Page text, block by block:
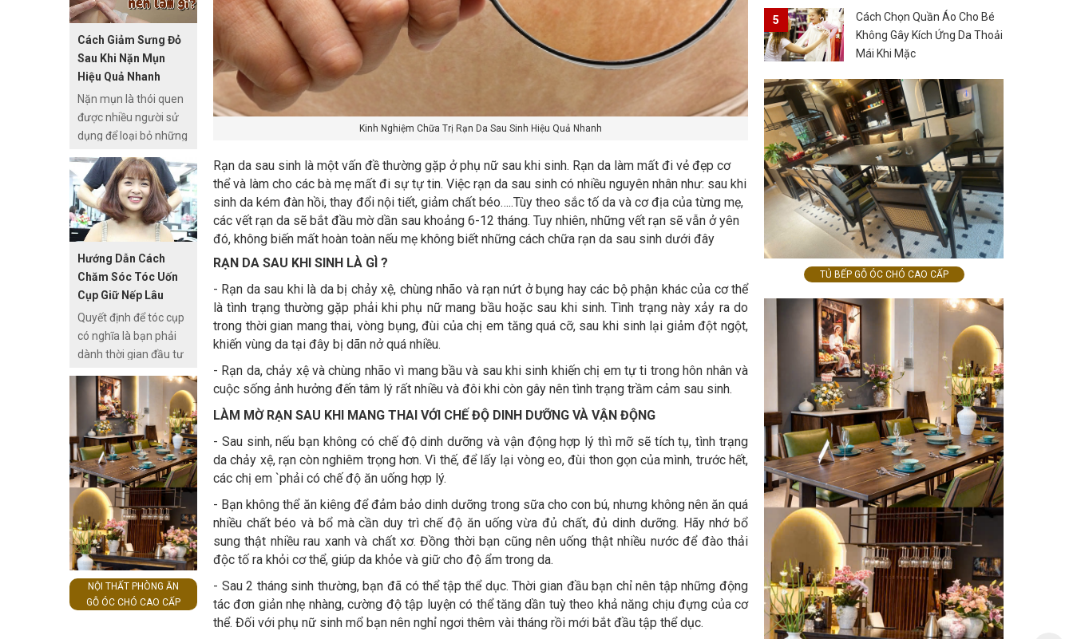
Kinh Nghiệm Chữa Trị Rạn Da Sau Sinh Hiệu Quả Nhanh
Rạn da sau sinh là một vấn đề thường gặp ở phụ nữ sau khi sinh. Rạn da làm mất đi vẻ đẹp cơ
thể và làm cho các bà mẹ mất đi sự tự tin. Việc rạn da sau sinh có nhiều nguyên nhân như: sau khi
sinh da kém đàn hồi, thay đổi nội tiết, giảm chất béo…..Tùy theo sắc tố da và cơ địa của từng mẹ,
các vết rạn da sẽ bắt đầu mờ dần sau khoảng 6-12 tháng. Tuy nhiên, những vết rạn sẽ vẫn ở yên
đó, không biến mất hoàn toàn nếu mẹ không biết những cách chữa rạn da sau sinh dưới đây
RẠN DA SAU KHI SINH LÀ GÌ ?
- Rạn da sau khi là da bị chảy xệ, chùng nhão và rạn nứt ở bụng hay các bộ phận khác của cơ thể
là tình trạng thường gặp phải khi phụ nữ mang bầu hoặc sau khi sinh. Tình trạng này xảy ra do
trong thời gian mang thai, vòng bụng, đùi của chị em tăng quá cỡ, sau khi sinh lại giảm đột ngột,
khiến vùng da tại đây bị dãn nở quá nhiều.
- Rạn da, chảy xệ và chùng nhão vì mang bầu và sau khi sinh khiến chị em tự ti trong hôn nhân và
cuộc sống ảnh hưởng đến tâm lý rất nhiều và đôi khi còn gây nên tình trạng trầm cảm sau sinh.
LÀM MỜ RẠN SAU KHI MANG THAI VỚI CHẾ ĐỘ DINH DƯỠNG VÀ VẬN ĐỘNG
- Sau sinh, nếu bạn không có chế độ dinh dưỡng và vận động hợp lý thì mỡ sẽ tích tụ, tình trạng
da chảy xệ, rạn còn nghiêm trọng hơn. Vì thế, để lấy lại vòng eo, đùi thon gọn của mình, trước hết,
các chị em `phải có chế độ ăn uống hợp lý.
- Bạn không thể ăn kiêng để đảm bảo dinh dưỡng trong sữa cho con bú, nhưng không nên ăn quá
nhiều chất béo và bổ mà cần duy trì chế độ ăn uống vừa đủ chất, đủ dinh dưỡng. Hãy nhớ bổ
sung thật nhiều rau xanh và chất xơ. Đồng thời bạn cũng nên uống thật nhiều nước để đào thải
độc tố ra khỏi cơ thể, giúp da khỏe và giữ cho độ ẩm trong da.
- Sau 2 tháng sinh thường, bạn đã có thể tập thể dục. Thời gian đầu bạn chỉ nên tập những động
tác đơn giản nhẹ nhàng, cường độ tập luyện có thể tăng dần tuỳ theo khả năng chịu đựng của cơ
thể. Đối với phụ nữ sinh mổ bạn nên nghỉ ngơi thêm vài tháng rồi mới bắt đầu tập thể dục.
Những chiếc lông trên
da vừa thiếu thẩm mỹ
vừa khiến bạn tự ti vì
thế bạn thường nghĩ
ngay tới chiếc dao cạo
để loại bỏ chúng ngay
lập tức. Nhưng đây là
cách làm không tốt
cho làn da của chúng
ta, dùng dao cạo có
thể gây tổn thương và
để lại sẹo trên da. Vì
thế ngày càng nhiều
phương pháp waxing
hay còn gọi wax lông
với những công thức
wax lông tại nhà vừa
mang tới hiệu quả triệt
lông tốt mà còn đảm
bảo độ an toàn cho
làn da của bạn đó.
Cách Giảm Sưng Đỏ
Sau Khi Nặn Mụn
Hiệu Quả Nhanh
Nặn mụn là thói quen
được nhiều người sử
dụng để loại bỏ những
nhanh chóng nhưng
nó lại khiến da mặt
không chỉ dễ sưng đỏ,
đau rát khi nặn mụn
sai cách mà ngay cả
khi bạn nặn mụn đúng
cách thì da vẫn dễ bị
sưng viêm.
Hướng Dẫn Cách
Chăm Sóc Tóc Uốn
Cụp Giữ Nếp Lâu
Quyết định để tóc cụp
có nghĩa là bạn phải
dành thời gian đầu tư
chăm sóc cho mái tóc
của mình hơn hẳn so
với những loại tóc bình
thường. Chỉ cần lơ là
một chút là mái tóc sẽ
xơ rối, lòa xòa nhìn
mất thẩm mỹ.
NỘI THẤT PHÒNG ĂN
GỖ ÓC CHÓ CAO CẤP
Cách Chọn Quần Áo Cho Bé
Không Gây Kích Ứng Da Thoải
Mái Khi Mặc
TỦ BẾP GỖ ÓC CHÓ CAO CẤP